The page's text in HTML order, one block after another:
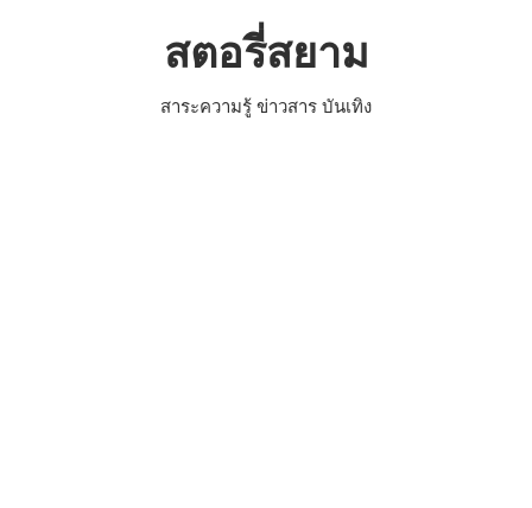
สตอรี่สยาม
สาระความรู้ ข่าวสาร บันเทิง